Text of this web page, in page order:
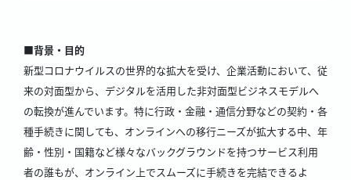
■背景・目的
新型コロナウイルスの世界的な拡大を受け、企業活動において、従
来の対面型から、デジタルを活用した非対面型ビジネスモデルへ
の転換が進んでいます。特に行政・金融・通信分野などの契約・各
種手続きに関しても、オンラインへの移行ニーズが拡大する中、年
齢・性別・国籍など様々なバックグラウンドを持つサービス利用
者の誰もが、オンライン上でスムーズに手続きを完結できるよ